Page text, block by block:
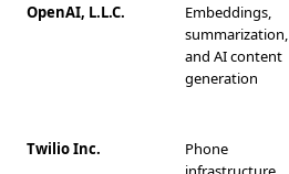
OpenAI, L.L.C.
Embeddings,
summarization,
and AI content
generation
Twilio Inc.
Phone